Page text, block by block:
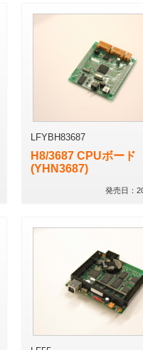
LFYBH83687
H8/3687 CPUボード
(YHN3687)
発売日：